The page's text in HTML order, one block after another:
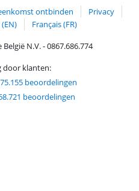
ontbinden
Privacy
Français (FR)
N.V. - 0867.686.774
door klanten:
75.155 beoordelingen
beoordelingen